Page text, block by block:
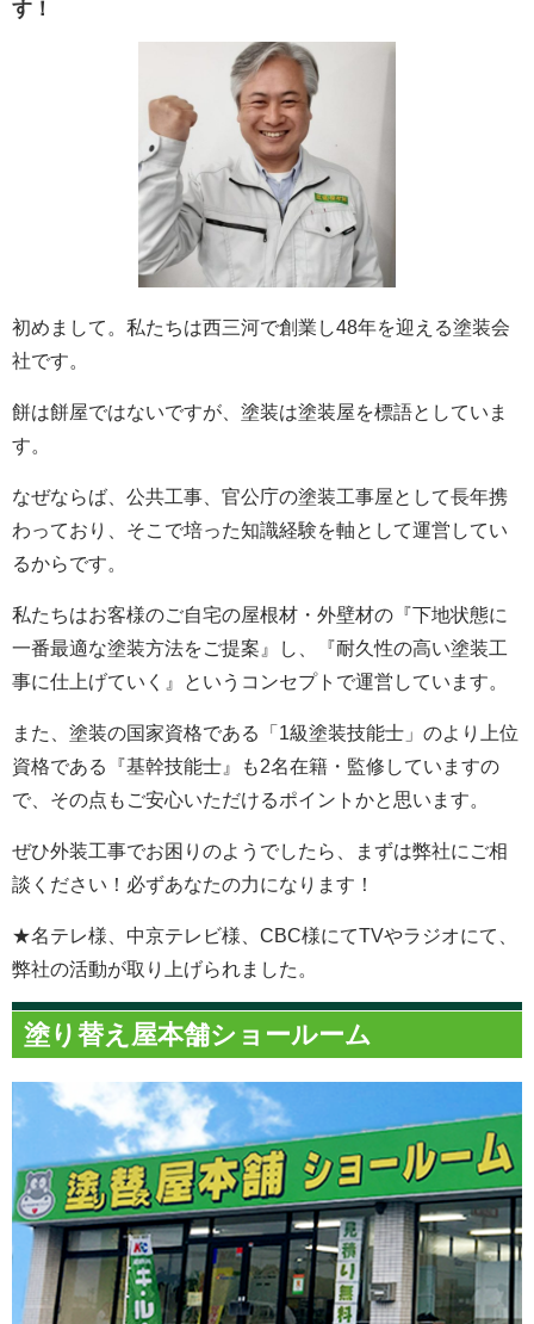
す！
初めまして。私たちは西三河で創業し48年を迎える塗装会
社です。
餅は餅屋ではないですが、塗装は塗装屋を標語としていま
す。
なぜならば、公共工事、官公庁の塗装工事屋として長年携
わっており、そこで培った知識経験を軸として運営してい
るからです。
私たちはお客様のご自宅の屋根材・外壁材の『下地状態に
一番最適な塗装方法をご提案』し、『耐久性の高い塗装工
事に仕上げていく』というコンセプトで運営しています。
また、塗装の国家資格である「1級塗装技能士」のより上位
資格である『基幹技能士』も2名在籍・監修していますの
で、その点もご安心いただけるポイントかと思います。
ぜひ外装工事でお困りのようでしたら、まずは弊社にご相
談ください！必ずあなたの力になります！
★名テレ様、中京テレビ様、CBC様にてTVやラジオにて、
弊社の活動が取り上げられました。
塗り替え屋本舗ショールーム